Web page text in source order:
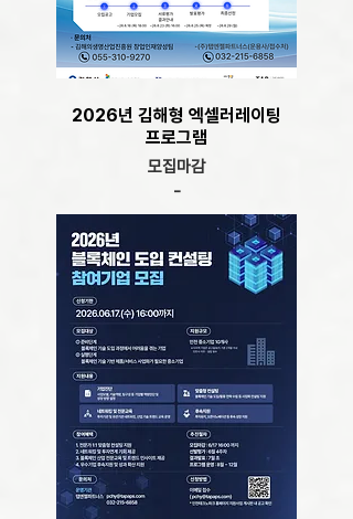
2026년 김해형 엑셀러레이팅
프로그램
모집마감
-